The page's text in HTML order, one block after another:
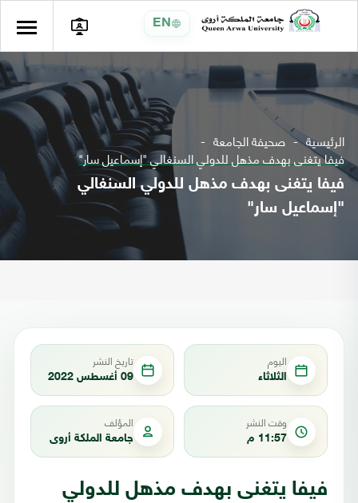
EN
الرئيسية صحيفة الجامعة
فيفا يتغنى بهدف مذهل للدولي السنغالي "إسماعيل سار"
فيفا يتغنى بهدف مذهل للدولي السنغالي
"إسماعيل سار"
اليوم
الثلاثاء
تاريخ النشر
09 أغسطس 2022
وقت النشر
11:57 م
المؤلف
جامعة الملكة أروى
فيفا يتغنى بهدف مذهل للدولي